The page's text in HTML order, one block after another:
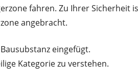
fahren. Zu Ihrer Sicherheit
angebracht.
eingefügt.
Kategorie zu verstehen.